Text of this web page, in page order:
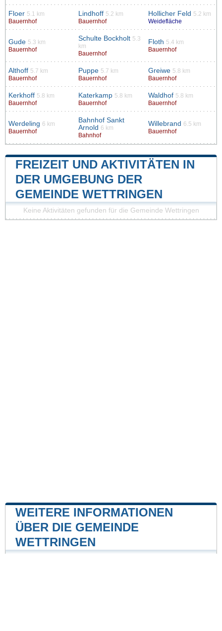
Floer 5.1 km
Bauernhof
Lindhoff 5.2 km
Bauernhof
Hollicher Feld 5.2 km
Weidefläche
Gude 5.3 km
Bauernhof
Schulte Bockholt 5.3
km
Bauernhof
Floth 5.4 km
Bauernhof
Althoff 5.7 km
Bauernhof
Puppe 5.7 km
Bauernhof
Greiwe 5.8 km
Bauernhof
Kerkhoff 5.8 km
Bauernhof
Katerkamp 5.8 km
Bauernhof
Waldhof 5.8 km
Bauernhof
Werdeling 6 km
Bauernhof
Bahnhof Sankt
Arnold 6 km
Bahnhof
Willebrand 6.5 km
Bauernhof
FREIZEIT UND AKTIVITÄTEN IN
DER UMGEBUNG DER
GEMEINDE WETTRINGEN
Keine Aktivitäten gefunden für die Gemeinde Wettringen
WEITERE INFORMATIONEN
ÜBER DIE GEMEINDE
WETTRINGEN